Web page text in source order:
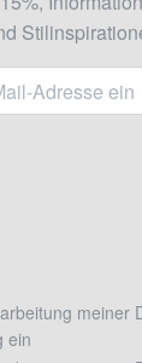
meiner
ein